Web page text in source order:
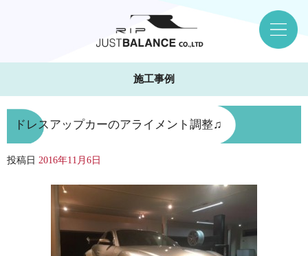
施工事例
ドレスアップカーのアライメント調整♫
投稿日 2016年11月6日